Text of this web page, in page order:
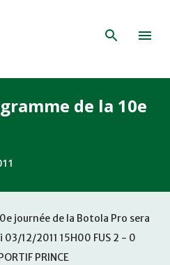
de la 10e
journée de la Botola Pro sera
12/2011 15H00 FUS 2 - 0
PRINCE